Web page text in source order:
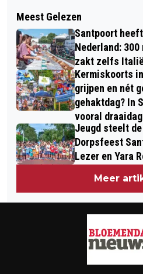
EINDE VAN EEN
‘FREE WILLY’ WAS
KEIKO’ EEN
NOORD-HOLLAND
MILJOEN IN
FIETSENDE
Meest Gelezen
Santpoort
Nederland:
zakt zelfs
Kermiskoorts
grijpen en nét
gehaktdag? In
vooral draaidag
Jeugd steelt
Dorpsfeest
Lezer en Yara
Meer